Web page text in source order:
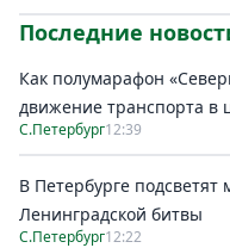
Последние
Как полумарафон
движение транспорта в
С.Петербург12:39
В Петербурге
Ленинградской битвы
С.Петербург12:22